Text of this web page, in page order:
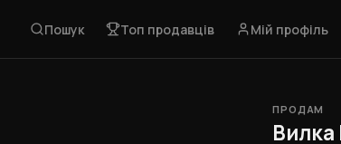
Пошук Топ продавців Мій профіль
ПРОДАМ
Вилка